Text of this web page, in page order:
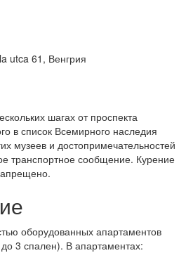
utca 61, Венгрия
шагах от проспекта
в список Всемирного наследия
музеев и достопримечательностей
транспортное сообщение. Курение
оборудованных апартаментов
3 спален). В апартаментах: